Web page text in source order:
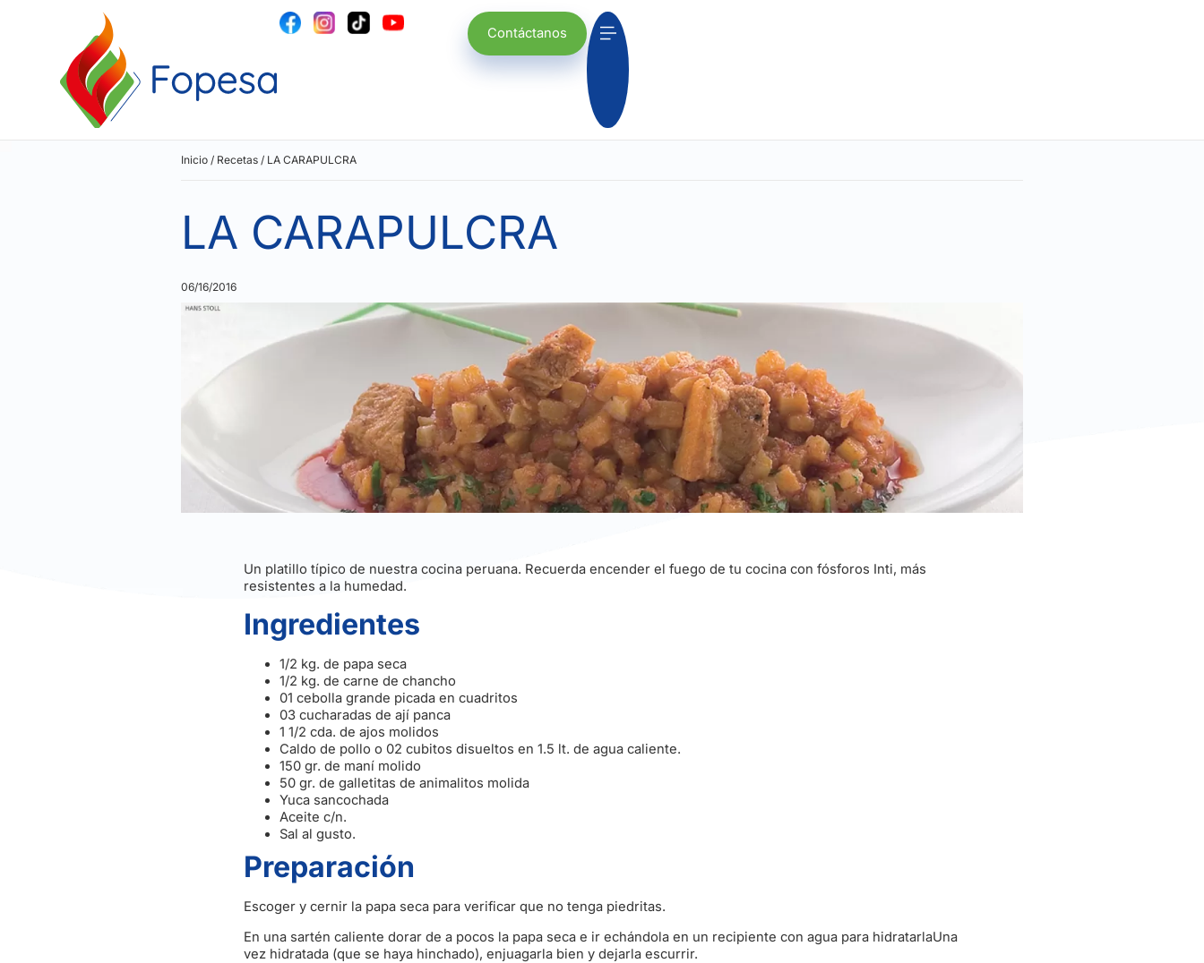
Contáctanos
Inicio/ Recetas/ LA CARAPULCRA
LA CARAPULCRA
06/16/2016
Un platillo típico de nuestra cocina peruana. Recuerda encender el fuego de tu cocina con fósforos Inti, más
resistentes a la humedad.
Ingredientes
1/2 kg. de papa seca
1/2 kg. de carne de chancho
01 cebolla grande picada en cuadritos
03 cucharadas de ají panca
1 1/2 cda. de ajos molidos
Caldo de pollo o 02 cubitos disueltos en 1.5 lt. de agua caliente.
150 gr. de maní molido
50 gr. de galletitas de animalitos molida
Yuca sancochada
Aceite c/n.
Sal al gusto.
Preparación
Escoger y cernir la papa seca para verificar que no tenga piedritas.
En una sartén caliente dorar de a pocos la papa seca e ir echándola en un recipiente con agua para hidratarlaUna
vez hidratada (que se haya hinchado), enjuagarla bien y dejarla escurrir.